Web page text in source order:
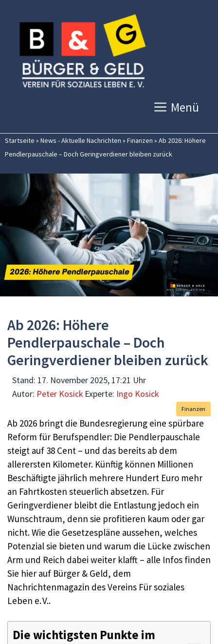
Inhalt
springen
Menü
Startseite » News - Aktuelle Nachrichten » Finanzen » Ab 2026: Höhere
Pendlerpauschale – Doch Geringverdiener bleiben zurück
Ab 2026: Höhere
Pendlerpauschale – Doch
Geringverdiener bleiben zurück
Stand: 17. November 2025, 17:21 Uhr
Autor: Peter Kosick Experte: Ingo Kosick
Finanzen
Ab 2026 bringt die Bundesregierung eine spürbare
Reform für Berufspendler: Die Pendlerpauschale
steigt auf 38 Cent – und das bereits ab dem
allerersten Kilometer. Künftig können Millionen
Beschäftigte jährlich mehrere Hundert Euro mehr
an Fahrtkosten steuerlich absetzen. Für
Geringverdiener bleibt die Entlastung jedoch ein
Wunschtraum, denn sie profitieren kaum oder gar
nicht. Wie die Gesetzespläne aussehen, welches
Potenzial sie bieten und warum die Lücke zwischen
Arm und Reich dabei weiter klafft – alle Infos finden
Sie hier auf Bürger & Geld, dem
Nachrichtenmagazin des Vereins Für soziales
Leben e. V..​
Die wichtigsten Punkte im